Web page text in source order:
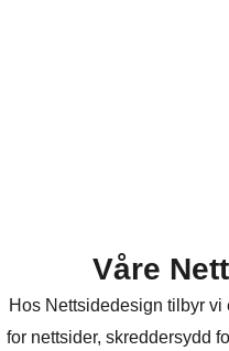
Våre
Hos Nettsidedesign tilbyr
for nettsider, skreddersydd